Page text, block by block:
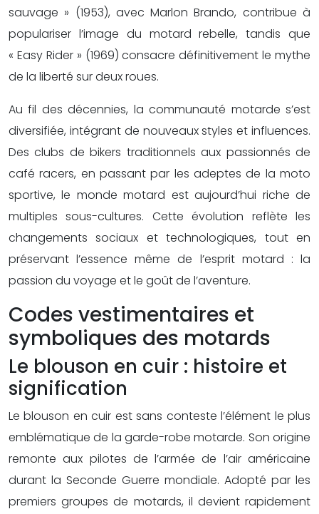
sauvage » (1953), avec Marlon Brando, contribue à
populariser l’image du motard rebelle, tandis que
« Easy Rider » (1969) consacre définitivement le mythe
de la liberté sur deux roues.
Au fil des décennies, la communauté motarde s’est
diversifiée, intégrant de nouveaux styles et influences.
Des clubs de bikers traditionnels aux passionnés de
café racers, en passant par les adeptes de la moto
sportive, le monde motard est aujourd’hui riche de
multiples sous-cultures. Cette évolution reflète les
changements sociaux et technologiques, tout en
préservant l’essence même de l’esprit motard : la
passion du voyage et le goût de l’aventure.
Codes vestimentaires et
symboliques des motards
Le blouson en cuir : histoire et
signification
Le blouson en cuir est sans conteste l’élément le plus
emblématique de la garde-robe motarde. Son origine
remonte aux pilotes de l’armée de l’air américaine
durant la Seconde Guerre mondiale. Adopté par les
premiers groupes de motards, il devient rapidement